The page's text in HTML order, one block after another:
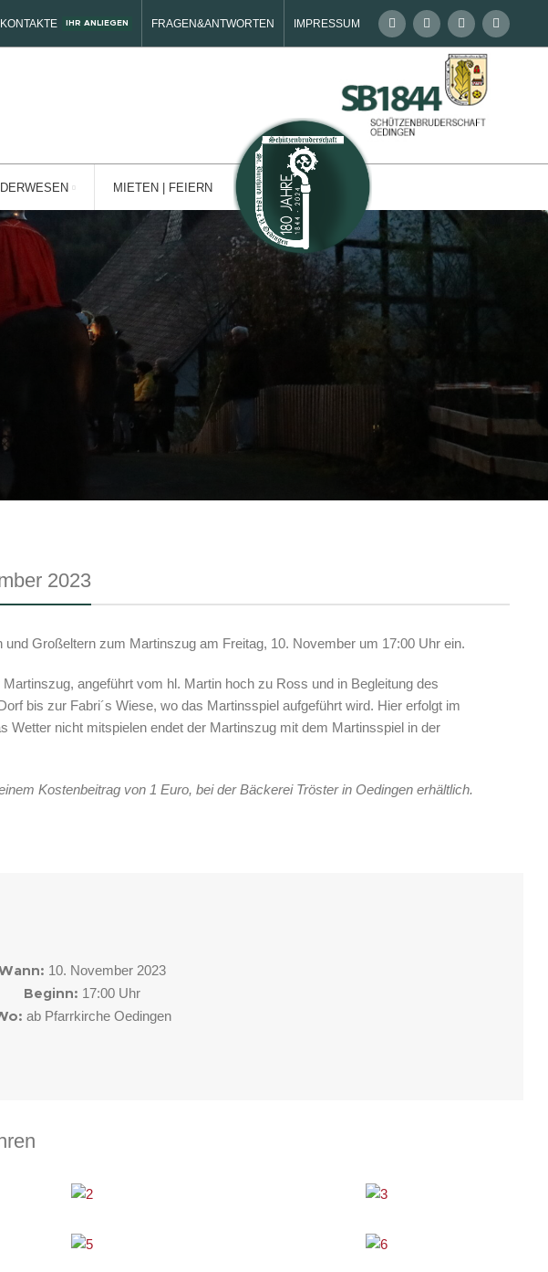
KONTAKTE IHR ANLIEGEN FRAGEN&ANTWORTEN IMPRESSUM
MIETEN | FEIERN
2023
Großeltern zum Martinszug am Freitag, 10. November um 17:00 Uhr ein.
angeführt vom hl. Martin hoch zu Ross und in Begleitung des
bis zur Fabri´s Wiese, wo das Martinsspiel aufgeführt wird. Hier erfolgt im
Wetter nicht mitspielen endet der Martinszug mit dem Martinsspiel in der
Kostenbeitrag von 1 Euro, bei der Bäckerei Tröster in Oedingen erhältlich.
10. November 2023
Beginn: 17:00 Uhr
ab Pfarrkirche Oedingen